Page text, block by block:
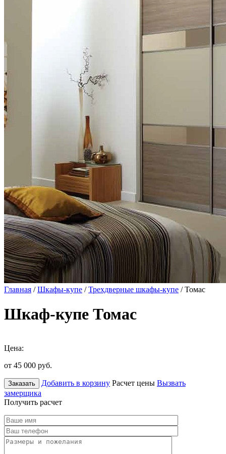
Главная /Шкафы-купе /Трехдверные шкафы-купе / Томас
Шкаф-купе Томас
Цена:
от 45 000 руб.
Заказать Добавить в корзину Расчет цены Вызвать
замерщика
Получить расчет